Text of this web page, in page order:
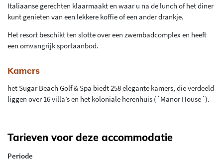
Italiaanse gerechten klaarmaakt en waar u na de lunch of het diner
kunt genieten van een lekkere koffie of een ander drankje.
Het resort beschikt ten slotte over een zwembadcomplex en heeft
een omvangrijk sportaanbod.
Kamers
het Sugar Beach Golf & Spa biedt 258 elegante kamers, die verdeeld
liggen over 16 villa’s en het koloniale herenhuis (´Manor House´).
Tarieven voor deze accommodatie
Periode